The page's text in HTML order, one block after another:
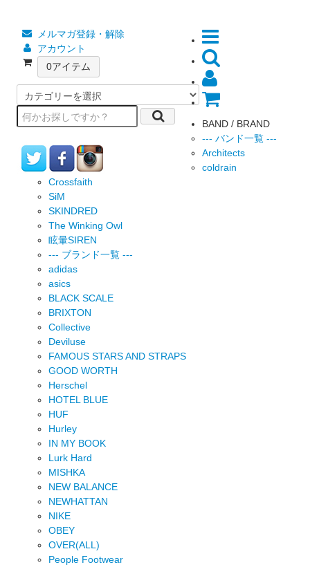
メルマガ登録・解除
アカウント
0アイテム
BAND / BRAND
--- バンド一覧 ---
Architects
coldrain
Crossfaith
SiM
SKINDRED
The Winking Owl
眩暈SIREN
--- ブランド一覧 ---
adidas
asics
BLACK SCALE
BRIXTON
Collective
Deviluse
FAMOUS STARS AND STRAPS
GOOD WORTH
Herschel
HOTEL BLUE
HUF
Hurley
IN MY BOOK
Lurk Hard
MISHKA
NEW BALANCE
NEWHATTAN
NIKE
OBEY
OVER(ALL)
People Footwear